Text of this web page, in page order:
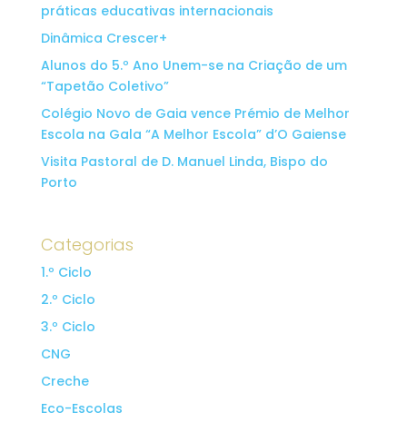
práticas educativas internacionais
Dinâmica Crescer+
Alunos do 5.º Ano Unem-se na Criação de um
“Tapetão Coletivo”
Colégio Novo de Gaia vence Prémio de Melhor
Escola na Gala “A Melhor Escola” d’O Gaiense
Visita Pastoral de D. Manuel Linda, Bispo do
Porto
Categorias
1.º Ciclo
2.º Ciclo
3.º Ciclo
CNG
Creche
Eco-Escolas